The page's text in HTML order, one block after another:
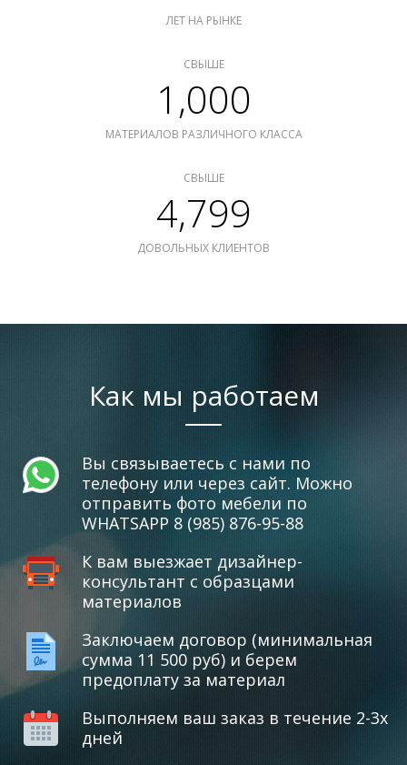
ЛЕТ НА РЫНКЕ
СВЫШЕ
1,000
МАТЕРИАЛОВ РАЗЛИЧНОГО КЛАССА
СВЫШЕ
4,799
ДОВОЛЬНЫХ КЛИЕНТОВ
Как мы работаем
Вы связываетесь с нами по
телефону или через сайт. Можно
отправить фото мебели по
WHATSAPP 8 (985) 876-95-88
К вам выезжает дизайнер-
консультант с образцами
материалов
Заключаем договор (минимальная
сумма 11 500 руб) и берем
предоплату за материал
Выполняем ваш заказ в течение 2-3х
дней